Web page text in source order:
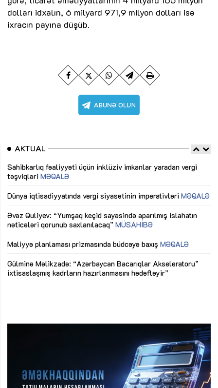
dolları idxalın, 6 milyard 971,9 milyon dolları isə
ixracın payına düşüb.
AKTUAL
Sahibkarlıq fəaliyyəti üçün inklüziv imkanlar yaradan vergi
təşviqləri MƏQALƏ
Dünya iqtisadiyyatında vergi siyasətinin imperativləri MƏQALƏ
Əvəz Quliyev: “Yumşaq keçid sayəsində aparılmış islahatın
nəticələri qorunub saxlanılacaq” MÜSAHİBƏ
Maliyyə planlaması prizmasında büdcəyə baxış MƏQALƏ
Gülminə Məlikzadə: “Azərbaycan Bacarıqlar Akseleratoru”
ixtisaslaşmış kadrların hazırlanmasını hədəfləyir”